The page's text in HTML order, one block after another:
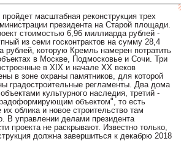
масштабная реконструкция трех
президента на Старой площади.
стоимостью 6,96 миллиарда рублей -
из семи госконтрактов на сумму 28,4
рублей, которую Кремль намерен потратить
в Москве, Подмосковье и Сочи. Три
в ХIХ и начале ХХ веков
в зоне охраны памятников, для которой
градостроительные регламенты. Два дома
культурного наследия, третий -
объектом", то есть
их облика и новое строительство там
В управлении делами президента
проекта не раскрывают. Известно только,
должна завершиться к декабрю 2018